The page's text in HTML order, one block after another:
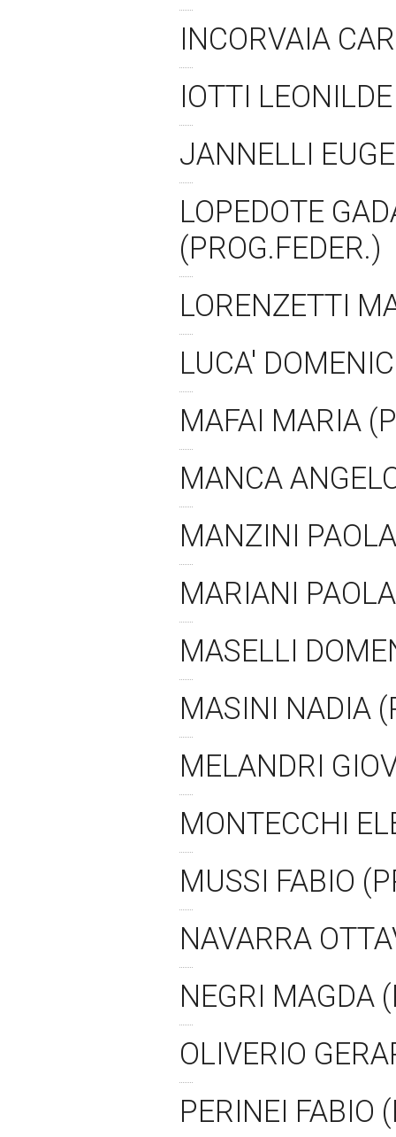
INCORVAIA
IOTTI
JANNELLI
LOPEDOTE
(PROG.FEDER.)
LORENZETTI
LUCA'
MAFAI MARIA
MANCA
MANZINI
MARIANI
MASELLI
MASINI NADIA
MELANDRI
MONTECCHI
MUSSI FABIO
NAVARRA
NEGRI MAGDA
OLIVERIO
PERINEI FABIO